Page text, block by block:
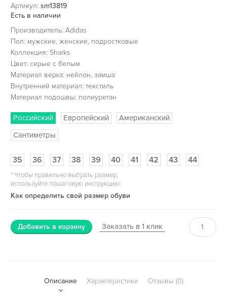
Артикул: sm13819
Есть в наличии
Производитель: Adidas
Пол: мужские, женские, подростковые
Коллекция: Sharks
Цвет: серые с белым
Материал верха: нейлон, замша
Внутренний материал: текстиль
Материал подошвы: полиуретан
Российский Европейский
Американский
Сантиметры
35 36 37 38 39 40 41 42 43 44
*Чтобы правильно выбрать размер,
используйте пошаговую инструкцию:
Как определить свой размер обуви
Добавить в корзину Заказать в 1 клик
Описание Характеристики Отзывы (0)